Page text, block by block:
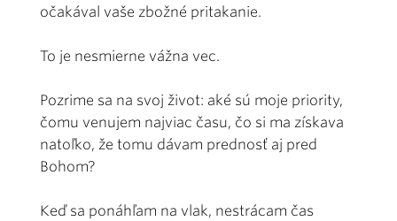
očakával vaše zbožné pritakanie.
To je nesmierne vážna vec.
Pozrime sa na svoj život: aké sú moje priority,
čomu venujem najviac času, čo si ma získava
natoľko, že tomu dávam prednosť aj pred
Bohom?
Keď sa ponáhľam na vlak, nestrácam čas